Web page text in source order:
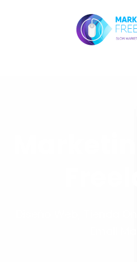
Diseño Web, Tienda
Email